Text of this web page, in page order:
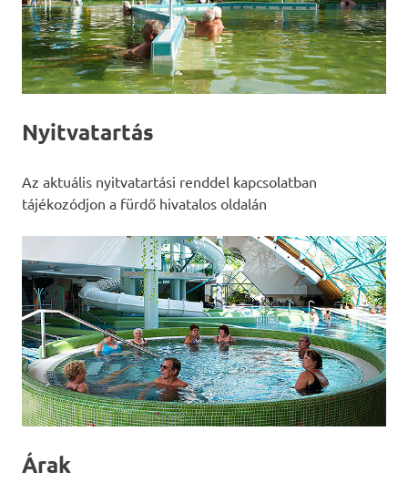
Nyitvatartás
Az aktuális nyitvatartási renddel kapcsolatban
tájékozódjon a fürdő hivatalos oldalán
Árak